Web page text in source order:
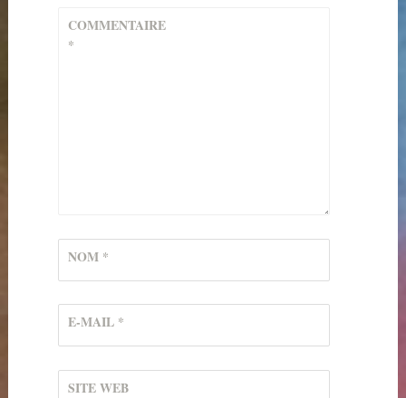
COMMENTAIRE
*
NOM *
E-MAIL *
SITE WEB